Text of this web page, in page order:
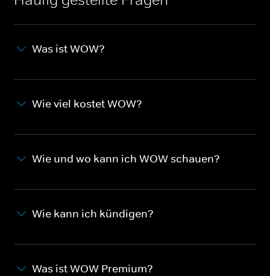
Was ist WOW?
Wie viel kostet WOW?
Wie und wo kann ich WOW schauen?
Wie kann ich kündigen?
Was ist WOW Premium?